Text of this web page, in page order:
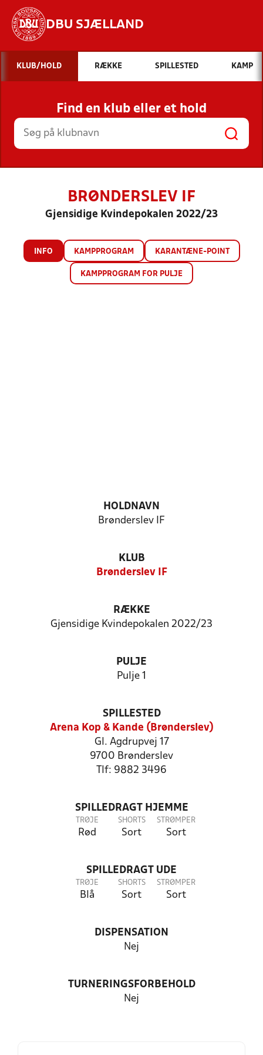
DBU SJÆLLAND
Hvad vil du søge efter?
INDHOLD OG NYHEDER
STILLINGER, RESULTATER, KLUBBER OG
HOLD
KLUB/HOLD RÆKKE SPILLESTED KAMP
Find en klub eller et hold
BRØNDERSLEV IF
Gjensidige Kvindepokalen 2022/23
INFO KAMPPROGRAM KARANTÆNE-POINT
KAMPPROGRAM FOR PULJE
HOLDNAVN
Brønderslev IF
KLUB
Brønderslev IF
RÆKKE
Gjensidige Kvindepokalen 2022/23
PULJE
Pulje 1
SPILLESTED
Arena Kop & Kande (Brønderslev)
Gl. Agdrupvej 17
9700 Brønderslev
Tlf: 9882 3496
SPILLEDRAGT HJEMME
TRØJE
Rød
SHORTS
Sort
STRØMPER
Sort
SPILLEDRAGT UDE
TRØJE
Blå
SHORTS
Sort
STRØMPER
Sort
DISPENSATION
Nej
TURNERINGSFORBEHOLD
Nej